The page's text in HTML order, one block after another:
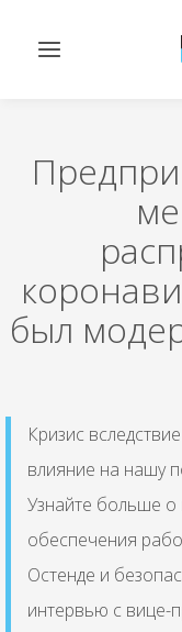
Переключить
был
Кризис
влияние на нашу
Узнайте больше
обеспечения
Остенде и
интервью с